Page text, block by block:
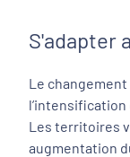
S'adapter
Le
Les territoires
augmentation